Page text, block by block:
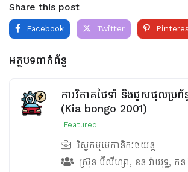
Share this post
Facebook Twitter
អត្ថបទពាក់ព័ន្ធ
ការវិភាគថែទាំ និងជួសជុលប្រព័ន្
(Kia bongo 2001)
Featured
វិស្វកម្មមេកានិករថយន្ត
ស្រ៊ុន ប៊ីលីហ្សា, ខន រ៉ាយុទ្ធ, កន